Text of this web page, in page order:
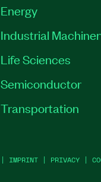
Energy
Industrial
Life Sciences
Semiconductor
Transportation
| IMPRINT | PRIVACY |